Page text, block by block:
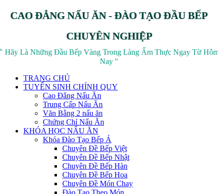
CAO ĐẲNG NẤU ĂN - ĐÀO TẠO ĐẦU BẾP
CHUYÊN NGHIỆP
Hãy Là Những Đầu Bếp Vàng Trong Làng Ẩm Thực Ngay Từ
Nay ″
TRANG CHỦ
TUYỂN SINH CHÍNH QUY
Cao Đẳng Nấu Ăn
Trung Cấp Nấu Ăn
Văn Bằng 2 nấu ăn
Chứng Chỉ Nấu Ăn
KHÓA HỌC NẤU ĂN
Khóa Đào Tạo Bếp Á
Chuyên Đề Bếp Việt
Chuyên Đề Bếp Nhật
Chuyên Đề Bếp Hàn
Chuyên Đề Bếp Hoa
Chuyên Đề Món Chay
Đào Tạo Theo Món